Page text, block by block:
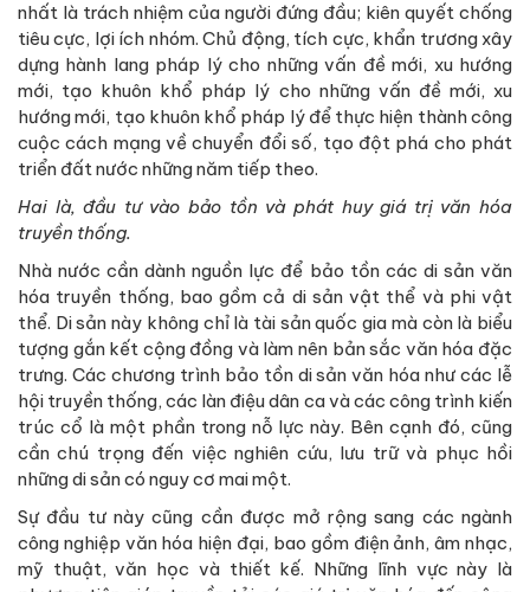
nhất là trách nhiệm của người đứng đầu; kiên quyết chống
tiêu cực, lợi ích nhóm. Chủ động, tích cực, khẩn trương xây
dựng hành lang pháp lý cho những vấn đề mới, xu hướng
mới, tạo khuôn khổ pháp lý cho những vấn đề mới, xu
hướng mới, tạo khuôn khổ pháp lý để thực hiện thành công
cuộc cách mạng về chuyển đổi số, tạo đột phá cho phát
triển đất nước những năm tiếp theo.
Hai là, đầu tư vào bảo tồn và phát huy giá trị văn hóa
truyền thống.
Nhà nước cần dành nguồn lực để bảo tồn các di sản văn
hóa truyền thống, bao gồm cả di sản vật thể và phi vật
thể. Di sản này không chỉ là tài sản quốc gia mà còn là biểu
tượng gắn kết cộng đồng và làm nên bản sắc văn hóa đặc
trưng. Các chương trình bảo tồn di sản văn hóa như các lễ
hội truyền thống, các làn điệu dân ca và các công trình kiến
trúc cổ là một phần trong nỗ lực này. Bên cạnh đó, cũng
cần chú trọng đến việc nghiên cứu, lưu trữ và phục hồi
những di sản có nguy cơ mai một.
Sự đầu tư này cũng cần được mở rộng sang các ngành
công nghiệp văn hóa hiện đại, bao gồm điện ảnh, âm nhạc,
mỹ thuật, văn học và thiết kế. Những lĩnh vực này là